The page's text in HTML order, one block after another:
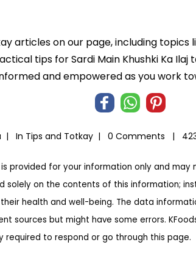
articles on our page, including topics
tips for Sardi Main Khushki Ka
and empowered as you work
| In Tips and Totkay | 0 Comments |
provided for your information only and
solely on the contents of this information;
health and well-being. The data
sources but might have some errors.
required to respond or go through this page.